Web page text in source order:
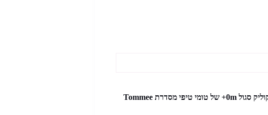
היה הראשון לכתוב סקירה “בקבוק אנטי-קוליק סגול 0m+ של טומי טיפי מסדרת Tommee